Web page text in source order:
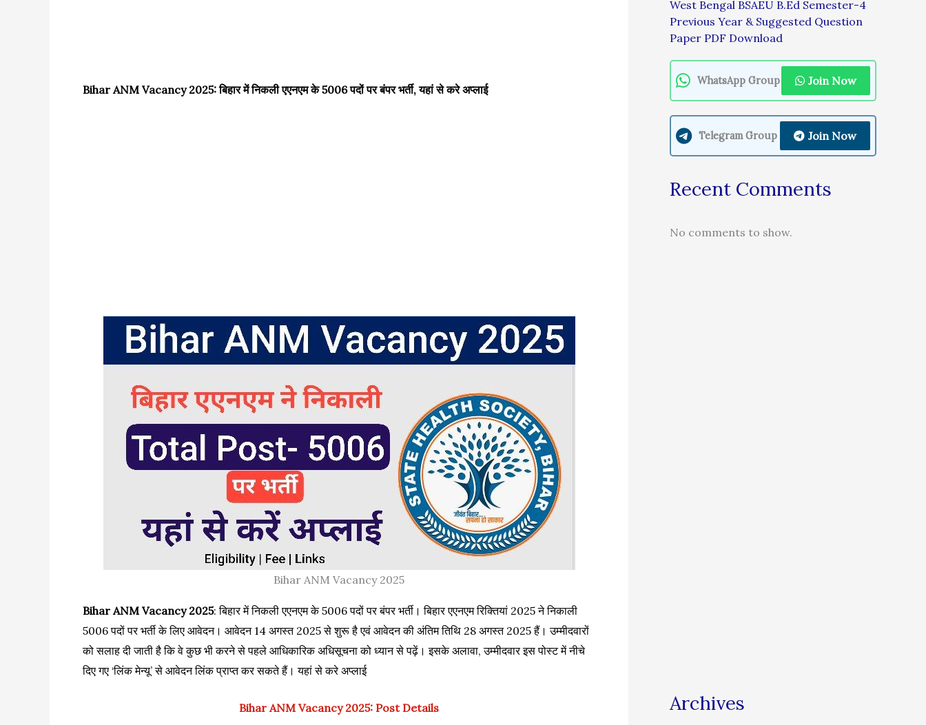
Bihar ANM Vacancy 2025: बिहार में निकली एएनएम के 5006 पदों पर बंपर भर्ती, यहां से करे अप्लाई
Bihar ANM Vacancy 2025
Bihar ANM Vacancy 2025: बिहार में निकली एएनएम के 5006 पदों पर बंपर भर्ती। बिहार एएनएम रिक्तियां 2025 ने निकाली
5006 पदों पर भर्ती के लिए आवेदन। आवेदन 14 अगस्त 2025 से शुरू है एवं आवेदन की अंतिम तिथि 28 अगस्त 2025 हैं। उम्मीदवारों
को सलाह दी जाती है कि वे कुछ भी करने से पहले आधिकारिक अधिसूचना को ध्यान से पढ़ें। इसके अलावा, उम्मीदवार इस पोस्ट में नीचे
दिए गए ‘लिंक मेन्यू’ से आवेदन लिंक प्राप्त कर सकते हैं। यहां से करे अप्लाई
Bihar ANM Vacancy 2025: Post Details
West Bengal BSAEU B.Ed Semester-4
Previous Year & Suggested Question
Paper PDF Download
WhatsApp Group Join Now
Telegram Group Join Now
Recent Comments
No comments to show.
Archives